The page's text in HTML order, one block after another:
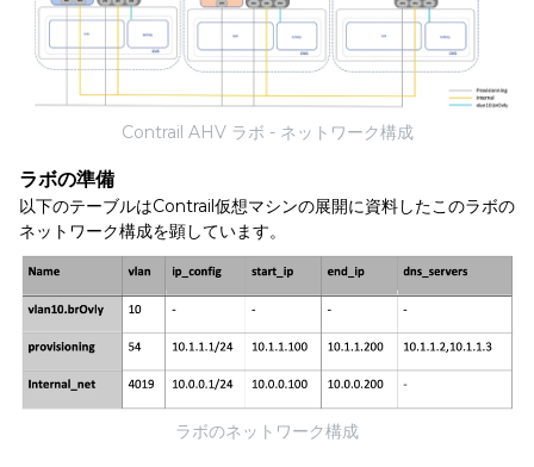
Contrail AHV ラボ - ネットワーク構成
ラボの準備
以下のテーブルはContrail仮想マシンの展開に資料したこのラボの
ネットワーク構成を顕しています。
ラボのネットワーク構成